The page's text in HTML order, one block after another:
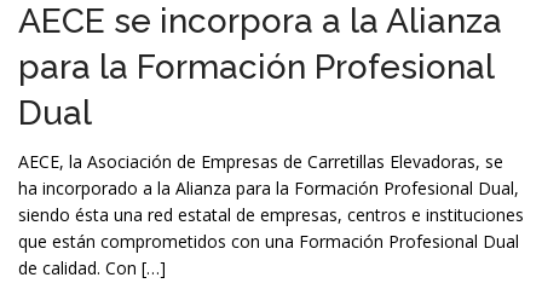
AECE se incorpora a la Alianza
para la Formación Profesional
Dual
AECE, la Asociación de Empresas de Carretillas Elevadoras, se
ha incorporado a la Alianza para la Formación Profesional Dual,
siendo ésta una red estatal de empresas, centros e instituciones
que están comprometidos con una Formación Profesional Dual
de calidad. Con […]